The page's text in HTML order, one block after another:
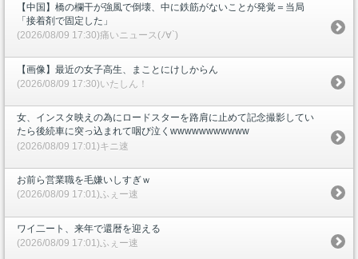
【中国】橋の欄干が強風で倒壊、中に鉄筋がないことが発覚＝当局
「接着剤で固定した」
(2026/08/09 17:30)痛いニュース(ﾉ∀`)
【画像】最近の女子高生、まことにけしからん
(2026/08/09 17:30)いたしん！
女、インスタ映えの為にロードスターを路肩に止めて記念撮影してい
たら後続車に突っ込まれて咽び泣くwwwwwwwwwww
(2026/08/09 17:01)キニ速
お前ら営業職を毛嫌いしすぎｗ
(2026/08/09 17:01)ふぇー速
ワイ二ート、来年で還暦を迎える
(2026/08/09 17:01)ふぇー速